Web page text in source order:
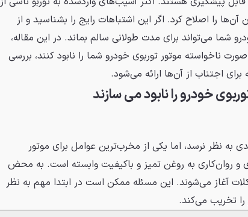
را اصلاح کرد. اگر این اشتباهات رایج را بشناسید و از
شما می‌تواند برای مدت طولانی سالم بماند. در این مقاله،
ناخواسته موتور توربوی خودرو شما را نابود کنند، بررسی
اجتناب از آن‌ها ارائه می‌شود.
خودرو را نابود می سازند
به نظر نرسد، اما یکی از مخرب‌ترین عوامل برای موتور
و روان‌کاری به روغن تمیز و باکیفیت وابسته است. به محض
آغاز می‌شوند. این مسئله ممکن است در ابتدا مهم به نظر
را تخریب می‌کند.